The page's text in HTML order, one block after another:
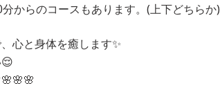
からのコースもあります。(上下どちらか)
心と身体を癒します✨